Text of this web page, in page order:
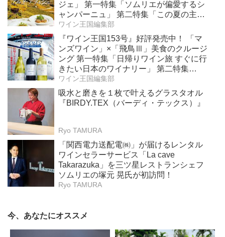
ジェ」 第一特集「ソムリエが偏愛するシ
ャンパーニュ」 第二特集「この夏の主
役！ ナチュラルなロゼワイン」
ワイン王国編集部
『ワイン王国153号』好評発売中！ 「マ
ンズワイン」×「飛鳥Ⅲ」美食のクルージ
ング 第一特集「日帰りワイン旅 すぐに行
きたい日本のワイナリー」 第二特集
「Bordeaux Primeur Report2025」
ワイン王国編集部
吸水と磨きを１枚で叶えるグラスタオル
『BIRDY.TEX（バーディ・テックス）』
Ryo TAMURA
「関西電力送配電㈱」が届けるレンタル
ワインセラーサービス「La cave
Takarazuka」を三ツ星レストランシェフ
ソムリエの塚元 晃氏が初訪問！
Ryo TAMURA
今、あなたにオススメ